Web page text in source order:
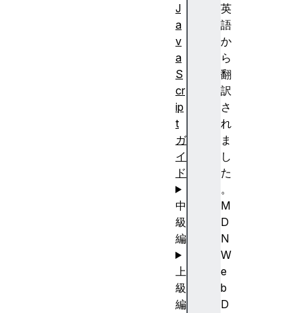
英
語
か
ら
翻
訳
さ
れ
ま
し
た
。
M
D
N
W
e
b
D
J
a
v
a
S
cr
ip
t
ガ
イ
ド
中
級
編
上
級
編